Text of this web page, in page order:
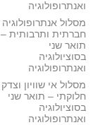
ואנתרופולוגיה
מסלול אנתרופולוגיה
חברתית ותרבותית –
תואר שני
בסוציולוגיה
ואנתרופולוגיה
מסלול אי שוויון וצדק
חלוקתי – תואר שני
בסוציולוגיה
ואנתרופולוגיה